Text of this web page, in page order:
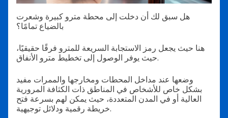
هل سبق لك أن دخلت إلى محطة مترو كبيرة وشعرت
بالضياع تمامًا؟
هنا حيث يجعل رمز الاستجابة السريعة للمترو فرقًا حقيقيًا،
حيث يوفر الوصول إلى تخطيط مترو الأنفاق.
وضعها عند مداخل المحطات ومخارجها والممرات مفيد
بشكل خاص للأشخاص في المناطق ذات الكثافة المرورية
العالية أو في المدن المتعددة، حيث يمكن لهم بسرعة فتح
خريطة رقمية ودلائل توجيهية.